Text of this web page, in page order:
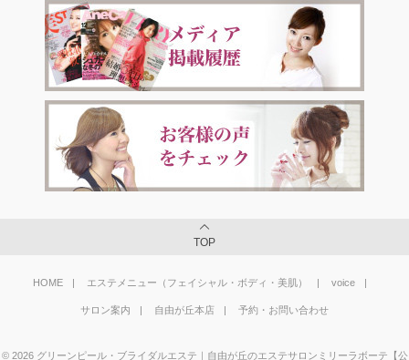
TOP
HOME エステメニュー（フェイシャル・ボディ・美肌） voice
サロン案内 自由が丘本店 予約・お問い合わせ
© 2026 グリーンピール・ブライダルエステ｜自由が丘のエステサロンミリーラボーテ【公